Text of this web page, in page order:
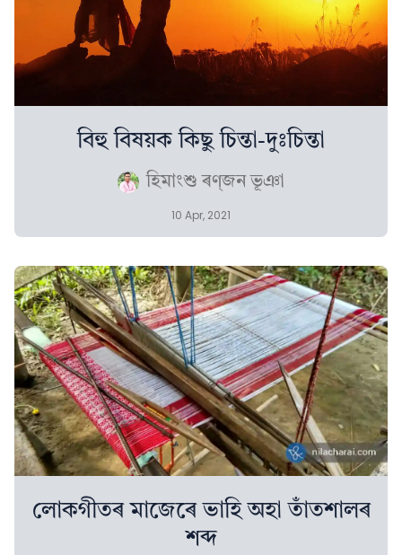
বিহু বিষয়ক কিছু চিন্তা-দুঃচিন্তা
হিমাংশু ৰণ্‌জন ভূঞা
10 Apr, 2021
লোকগীতৰ মাজেৰে ভাহি অহা তাঁতশালৰ
শব্দ